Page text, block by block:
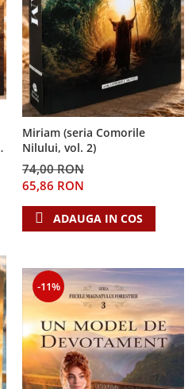
Miriam (seria Comorile
Nilului, vol. 2)
74,00 RON
65,86 RON
ADAUGA IN COS
-11%